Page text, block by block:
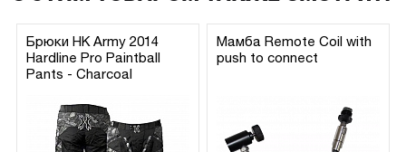
Брюки HK Army 2014
Hardline Pro Paintball
Pants - Charcoal
Мамба Remote Coil with
push to connect